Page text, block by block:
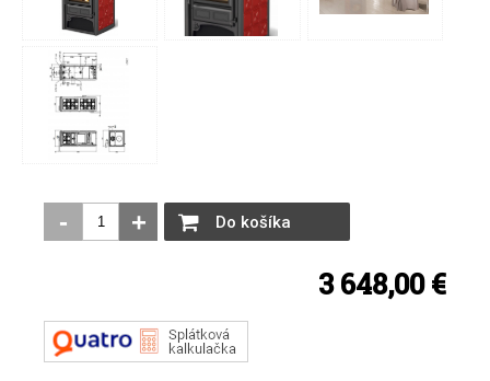
- + Do košíka
3 648,00 €